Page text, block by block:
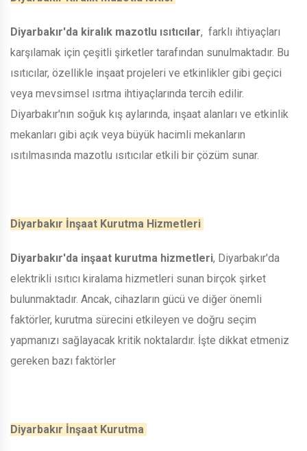
Diyarbakır'da kiralık mazotlu ısıtıcılar, farklı ihtiyaçları
karşılamak için çeşitli şirketler tarafından sunulmaktadır. Bu
ısıtıcılar, özellikle inşaat projeleri ve etkinlikler gibi geçici
veya mevsimsel ısıtma ihtiyaçlarında tercih edilir.
Diyarbakır'nın soğuk kış aylarında, inşaat alanları ve etkinlik
mekanları gibi açık veya büyük hacimli mekanların
ısıtılmasında mazotlu ısıtıcılar etkili bir çözüm sunar.
Diyarbakır İnşaat Kurutma Hizmetleri
Diyarbakır'da inşaat kurutma hizmetleri, Diyarbakır'da
elektrikli ısıtıcı kiralama hizmetleri sunan birçok şirket
bulunmaktadır. Ancak, cihazların gücü ve diğer önemli
faktörler, kurutma sürecini etkileyen ve doğru seçim
yapmanızı sağlayacak kritik noktalardır. İşte dikkat etmeniz
gereken bazı faktörler
Diyarbakır İnşaat Kurutma